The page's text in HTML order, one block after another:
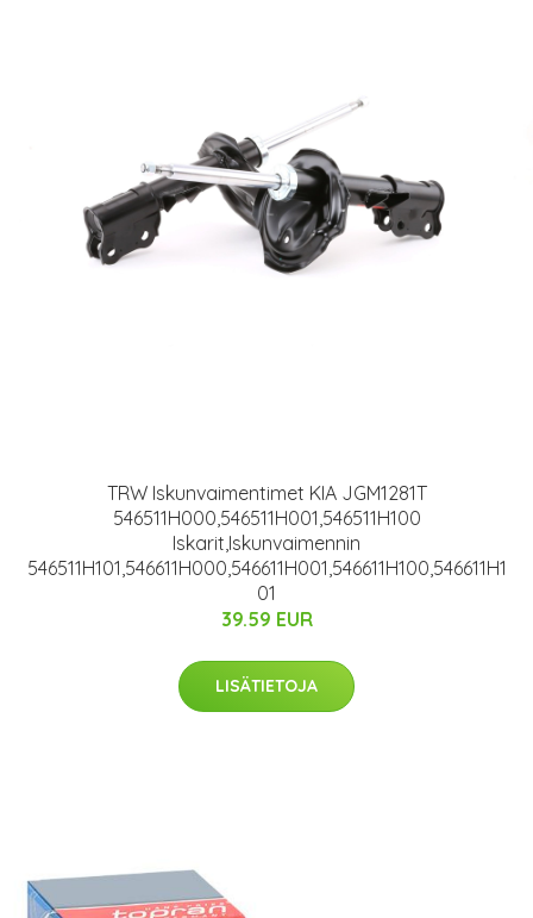
TRW Iskunvaimentimet KIA JGM1281T
546511H000,546511H001,546511H100
Iskarit,Iskunvaimennin
546511H101,546611H000,546611H001,546611H100,546611H1
01
39.59 EUR
LISÄTIETOJA